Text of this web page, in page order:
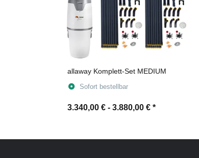
allaway Komplett-Set MEDIUM
Sofort bestellbar
3.340,00 € - 3.880,00 € *